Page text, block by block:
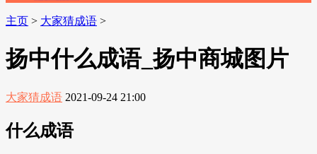
主页 > 大家猜成语 >
扬中什么成语_扬中商城图片
大家猜成语 2021-09-24 21:00
什么成语